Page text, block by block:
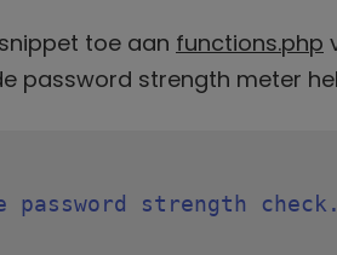
toe aan functions.php
password strength meter
password strength check.